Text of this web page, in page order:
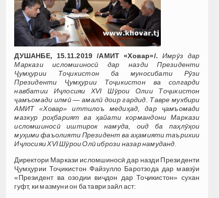
ДУШАНБЕ, 15.11.2019 /АМИТ «Ховар»/. Имрӯз дар
Маркази исломшиносӣ дар назди Президенти
Ҷумҳурии Тоҷикистон ба муносибати Рӯзи
Президенти Ҷумҳурии Тоҷикистон ва солгарди
навбатии Иҷлосияи ХVI Шӯрои Олии Тоҷикистон
ҷамъомади илмӣ — амалӣ доир гардид. Тавре мухбири
АМИТ «Ховар» иттилоъ медиҳад, дар ҷамъомади
мазкур роҳбарият ва ҳайати кормандони Маркази
исломшиносӣ иштирок намуда, оид ба паҳлӯҳои
муҳими фаъолияти Президент ва аҳамияти таърихии
Иҷлосияи ХVI Шӯрои Олӣ ибрози назар намуданд.
Директори Маркази исломшиносӣ дар назди Президенти
Ҷумҳурии Тоҷикистон Файзулло Баротзода дар мавзӯи
«Президент ва озодии виҷдон дар Тоҷикистон» сухан
гуфт, ки мазмуни он ба таври зайл аст: